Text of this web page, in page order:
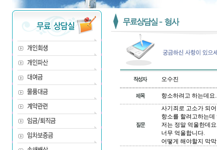
오수진
항소하려고 하는데요..
사기죄로 고소가 되
항소를 할려고하는데
저는 정말 억울한데
너무 억울합니다.
어떻게 해야할지 막